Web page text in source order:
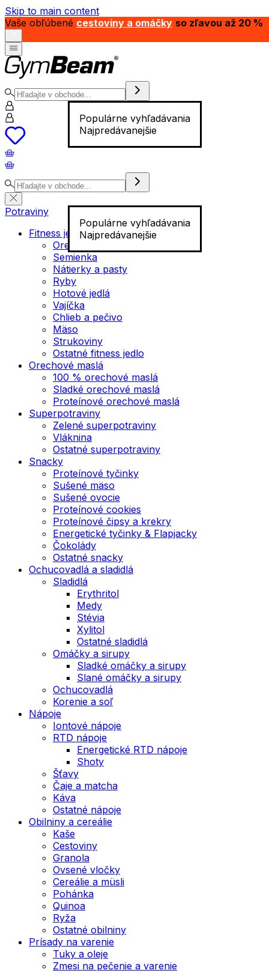
Skip to main content
Vaše obľúbené cestoviny a omáčky so zľavou až 20 %
Populárne vyhľadávania
Najpredávanejšie
Populárne vyhľadávania
Najpredávanejšie
Potraviny
Fitness jedlo
Orechy
Semienka
Nátierky a pasty
Ryby
Hotové jedlá
Vajíčka
Chlieb a pečivo
Mäso
Strukoviny
Ostatné fitness jedlo
Orechové maslá
100 % orechové maslá
Sladké orechové maslá
Proteínové orechové maslá
Superpotraviny
Zelené superpotraviny
Vláknina
Ostatné superpotraviny
Snacky
Proteínové tyčinky
Sušené mäso
Sušené ovocie
Proteínové cookies
Proteínové čipsy a krekry
Energetické tyčinky & Flapjacky
Čokolády
Ostatné snacky
Ochucovadlá a sladidlá
Sladidlá
Erythritol
Medy
Stévia
Xylitol
Ostatné sladidlá
Omáčky a sirupy
Sladké omáčky a sirupy
Slané omáčky a sirupy
Ochucovadlá
Korenie a soľ
Nápoje
Iontové nápoje
RTD nápoje
Energetické RTD nápoje
Shoty
Šťavy
Čaje a matcha
Káva
Ostatné nápoje
Obilniny a cereálie
Kaše
Cestoviny
Granola
Ovsené vločky
Cereálie a müsli
Pohánka
Quinoa
Ryža
Ostatné obilniny
Prísady na varenie
Tuky a oleje
Zmesi na pečenie a varenie